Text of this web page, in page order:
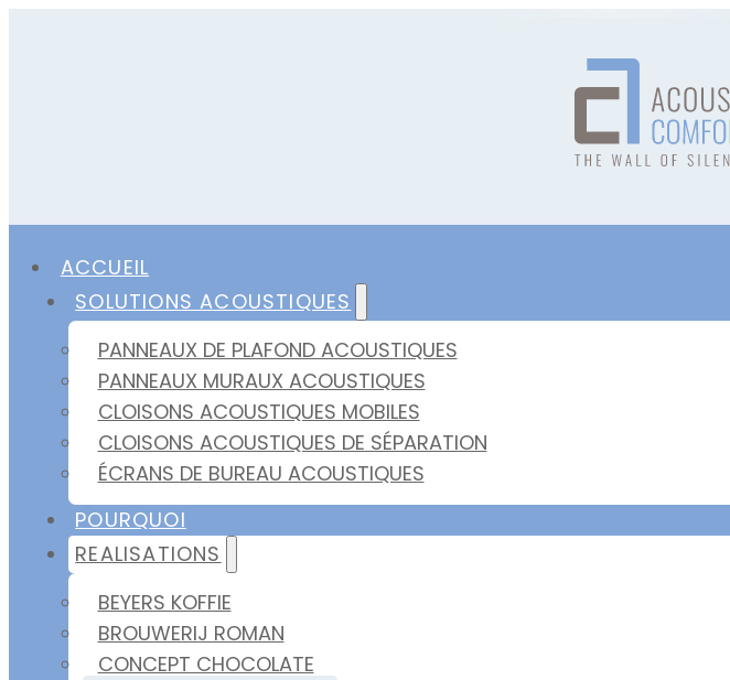
ACCUEIL
SOLUTIONS ACOUSTIQUES
PANNEAUX DE PLAFOND ACOUSTIQUES
PANNEAUX MURAUX ACOUSTIQUES
CLOISONS ACOUSTIQUES MOBILES
CLOISONS ACOUSTIQUES DE SÉPARATION
ÉCRANS DE BUREAU ACOUSTIQUES
POURQUOI
REALISATIONS
BEYERS KOFFIE
BROUWERIJ ROMAN
CONCEPT CHOCOLATE